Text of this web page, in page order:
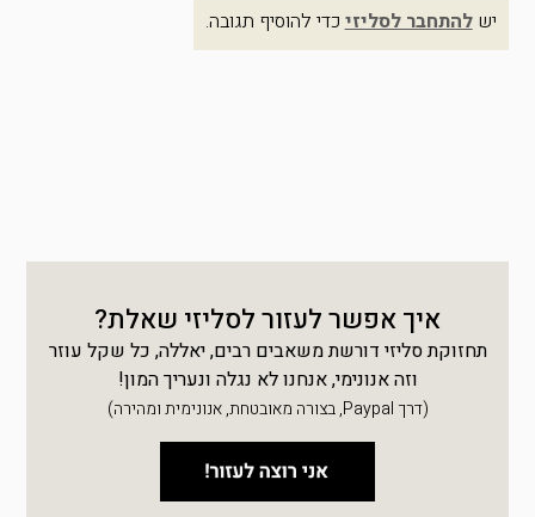
ישלהתחבר לסליזיכדי להוסיף תגובה.
איך אפשר לעזור לסליזי שאלת?
תחזוקת סליזי דורשת משאבים רבים, יאללה, כל שקל עוזר
וזה אנונימי, אנחנו לא נגלה ונעריך המון!
(דרך Paypal, בצורה מאובטחת, אנונימית ומהירה)